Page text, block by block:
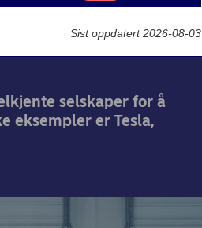
selskaper for å
eksempler er Tesla,
Markedsføring
Sist oppdatert 2026-08-03